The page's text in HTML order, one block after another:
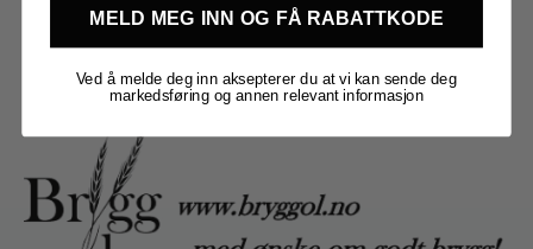
MELD MEG INN OG FÅ RABATTKODE
Ved å melde deg inn aksepterer du at vi kan sende deg
markedsføring og annen relevant informasjon